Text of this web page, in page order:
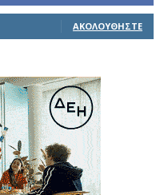
ΑΚΟΛΟΥΘΉΣΤΕ